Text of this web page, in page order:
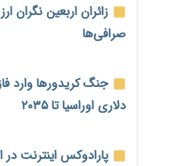
زائران اربعین نگران
صرافی‌ها
دلاری اوراسیا تا ۲۰۳۵
پارادوکس اینترنت در